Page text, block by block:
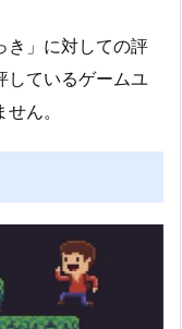
き」に対しての評
しているゲームユ
ん。